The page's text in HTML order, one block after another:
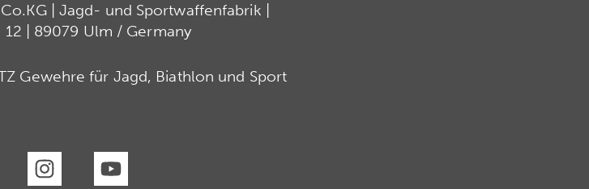
| Jagd- und Sportwaffenfabrik |
12 | 89079 Ulm / Germany
Gewehre für Jagd, Biathlon und Sport